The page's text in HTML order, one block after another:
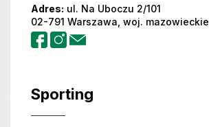
Adres: ul. Na Uboczu 2/101
02-791 Warszawa, woj. mazowieckie
Sporting